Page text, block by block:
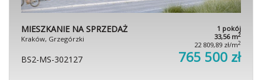
MIESZKANIE NA SPRZEDAŻ
Kraków, Grzegórzki
1 pokój
33,56 m2
22 809,89 zł/m2
BS2-MS-302127 765 500 zł